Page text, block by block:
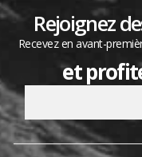
Rejoignez
Recevez en avant-
et